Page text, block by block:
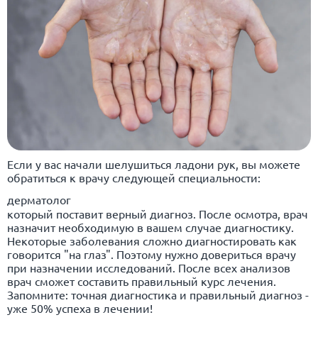
Если у вас начали шелушиться ладони рук, вы можете
обратиться к врачу следующей специальности:
дерматолог
который поставит верный диагноз. После осмотра, врач
назначит необходимую в вашем случае диагностику.
Некоторые заболевания сложно диагностировать как
говорится "на глаз". Поэтому нужно довериться врачу
при назначении исследований. После всех анализов
врач сможет составить правильный курс лечения.
Запомните: точная диагностика и правильный диагноз -
уже 50% успеха в лечении!